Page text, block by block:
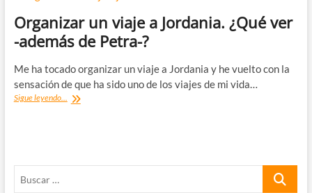
Organizar un viaje a Jordania. ¿Qué ver
-además de Petra-?
Me ha tocado organizar un viaje a Jordania y he vuelto con la
sensación de que ha sido uno de los viajes de mi vida…
Sigue leyendo... Organizar
Buscar